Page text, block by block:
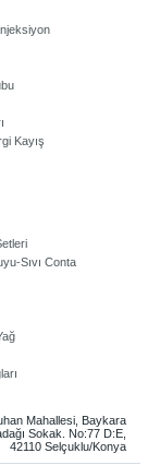
Otomotiv & Yedek Parça
Mahallesi, Baykara
Sokak. No:77 D:E,
42110 Selçuklu/Konya
Kayış
Sıvı Conta